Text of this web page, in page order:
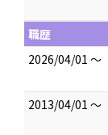
職歴
2026/04/01 ～
2013/04/01 ～